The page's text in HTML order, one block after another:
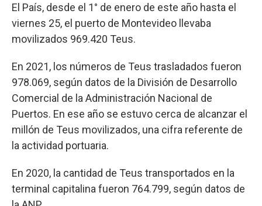
El País, desde el 1° de enero de este año hasta el
viernes 25, el puerto de Montevideo llevaba
movilizados 969.420 Teus.
En 2021, los números de Teus trasladados fueron
978.069, según datos de la División de Desarrollo
Comercial de la Administración Nacional de
Puertos. En ese año se estuvo cerca de alcanzar el
millón de Teus movilizados, una cifra referente de
la actividad portuaria.
En 2020, la cantidad de Teus transportados en la
terminal capitalina fueron 764.799, según datos de